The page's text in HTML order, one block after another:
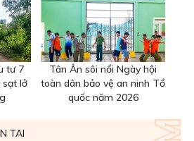
tư 7
sạt lở
Tân Ân sôi nổi Ngày hội
toàn dân bảo vệ an ninh Tổ
quốc năm 2026
TAI